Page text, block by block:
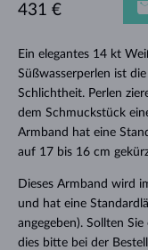
Ein elegantes 14 kt
Süßwasserperlen ist
Schlichtheit. Perlen
dem Schmuckstück
Armband hat eine
auf 17 bis 16 cm
Dieses Armband wird
und hat eine
angegeben). Sollten
dies bitte bei der
431 €